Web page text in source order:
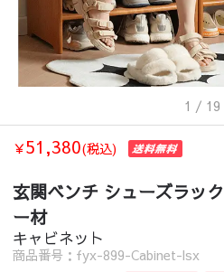
1 / 19
￥51,380(税込)
玄関ベンチ シューズラッ
ー材
キャビネット
商品番号：fyx-899-Cabinet-lsx